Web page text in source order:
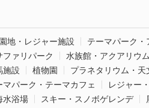
地・レジャー施設
テーマパーク・
ファリパーク
水族館・アクアリウム
施設
植物園 プラネタリウム・天
マパーク・テーマカフェ
レジャー
水浴場
スキー・スノボゲレンデ